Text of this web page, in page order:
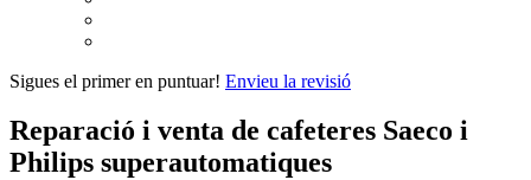
Sigues el primer en puntuar! Envieu la revisió
Reparació i venta de cafeteres Saeco i
Philips superautomatiques